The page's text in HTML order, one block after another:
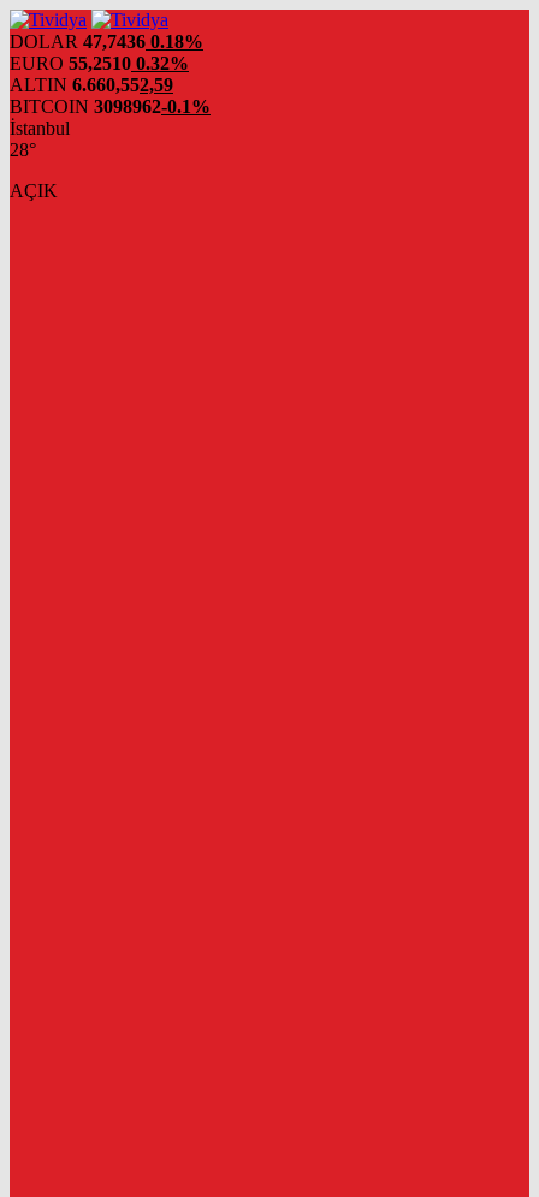
evden
eve
nakliyat
DOLAR 47,7436 0.18%
EURO 55,2510 0.32%
ALTIN 6.660,552,59
BITCOIN 3098962-0.1%
İstanbul
28°
AÇIK